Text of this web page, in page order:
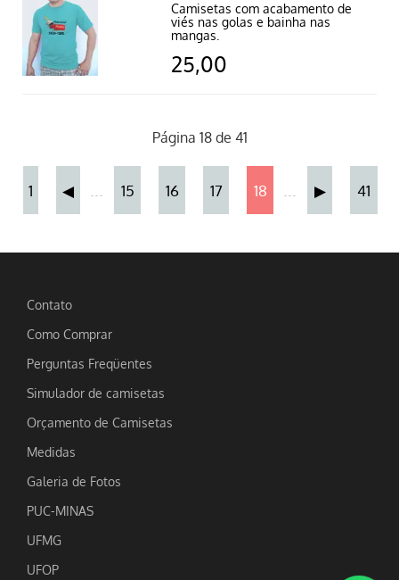
Camisetas com acabamento de
viés nas golas e bainha nas
mangas.
25,00
Página 18 de 41
1 ◀ ... 15 16 17 18 ... ▶ 41
Contato
Como Comprar
Perguntas Freqüentes
Simulador de camisetas
Orçamento de Camisetas
Medidas
Galeria de Fotos
PUC-MINAS
UFMG
UFOP